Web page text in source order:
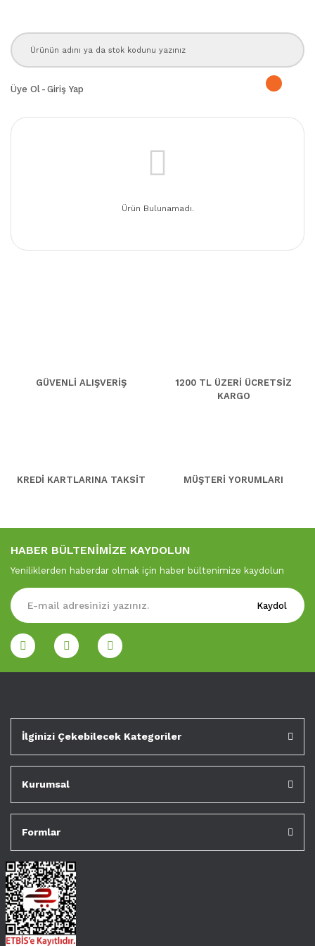
Üye Ol - Giriş Yap
Ürün Bulunamadı.
GÜVENLİ ALIŞVERİŞ
1200 TL ÜZERİ ÜCRETSİZ
KARGO
KREDİ KARTLARINA TAKSİT MÜŞTERİ YORUMLARI
HABER BÜLTENİMİZE KAYDOLUN
Yeniliklerden haberdar olmak için haber bültenimize kaydolun
Kaydol
İlginizi Çekebilecek Kategoriler
Kurumsal
Formlar